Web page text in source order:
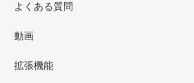
よくある質問
動画
拡張機能